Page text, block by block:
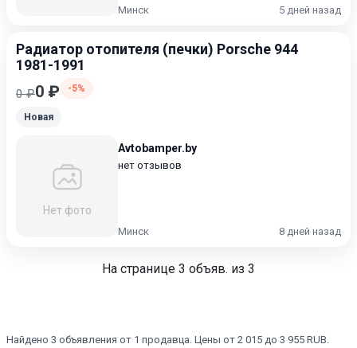
Минск 5 дней назад
Радиатор отопителя (печки) Porsche 944
1981-1991
0 ₽0 ₽ -5%
Новая
Нет фото
Avtobamper.by
нет отзывов
Минск 8 дней назад
На странице 3 объяв. из 3
Найдено 3 объявления от 1 продавца. Цены от 2 015 до 3 955 RUB.